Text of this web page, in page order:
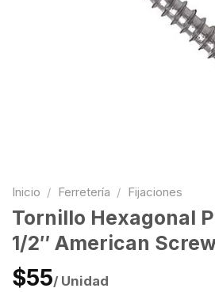
Inicio / Ferretería / Fijaciones
Tornillo Hexagonal
1/2″ American
$55/ Unidad